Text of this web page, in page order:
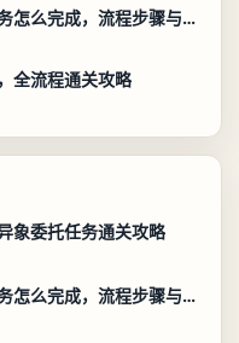
异环异象委托唤孤归任务怎么完成，流程步骤与位置攻略
全流程通关攻略
象委托任务通关攻略
异环异象委托唤孤归任务怎么完成，流程步骤与位置攻略